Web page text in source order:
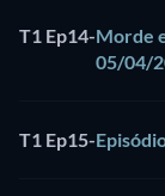
T1 Ep14-Morde
05/04/
T1 Ep15-